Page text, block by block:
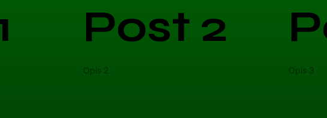
Post 2
Opis 2 Opis 3